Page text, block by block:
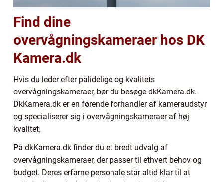
Find dine
overvågningskameraer hos DK
Kamera.dk
Hvis du leder efter pålidelige og kvalitets
overvågningskameraer, bør du besøge dkKamera.dk.
DkKamera.dk er en førende forhandler af kameraudstyr
og specialiserer sig i overvågningskameraer af høj
kvalitet.
På dkKamera.dk finder du et bredt udvalg af
overvågningskameraer, der passer til ethvert behov og
budget. Deres erfarne personale står altid klar til at